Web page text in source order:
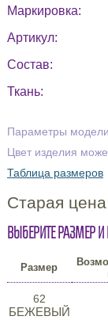
Маркировка:
Артикул:
Состав:
Ткань:
Параметры
Цвет изделия
Таблица размеров
Старая
Выберите размер
Размер
62
БЕЖЕВЫЙ